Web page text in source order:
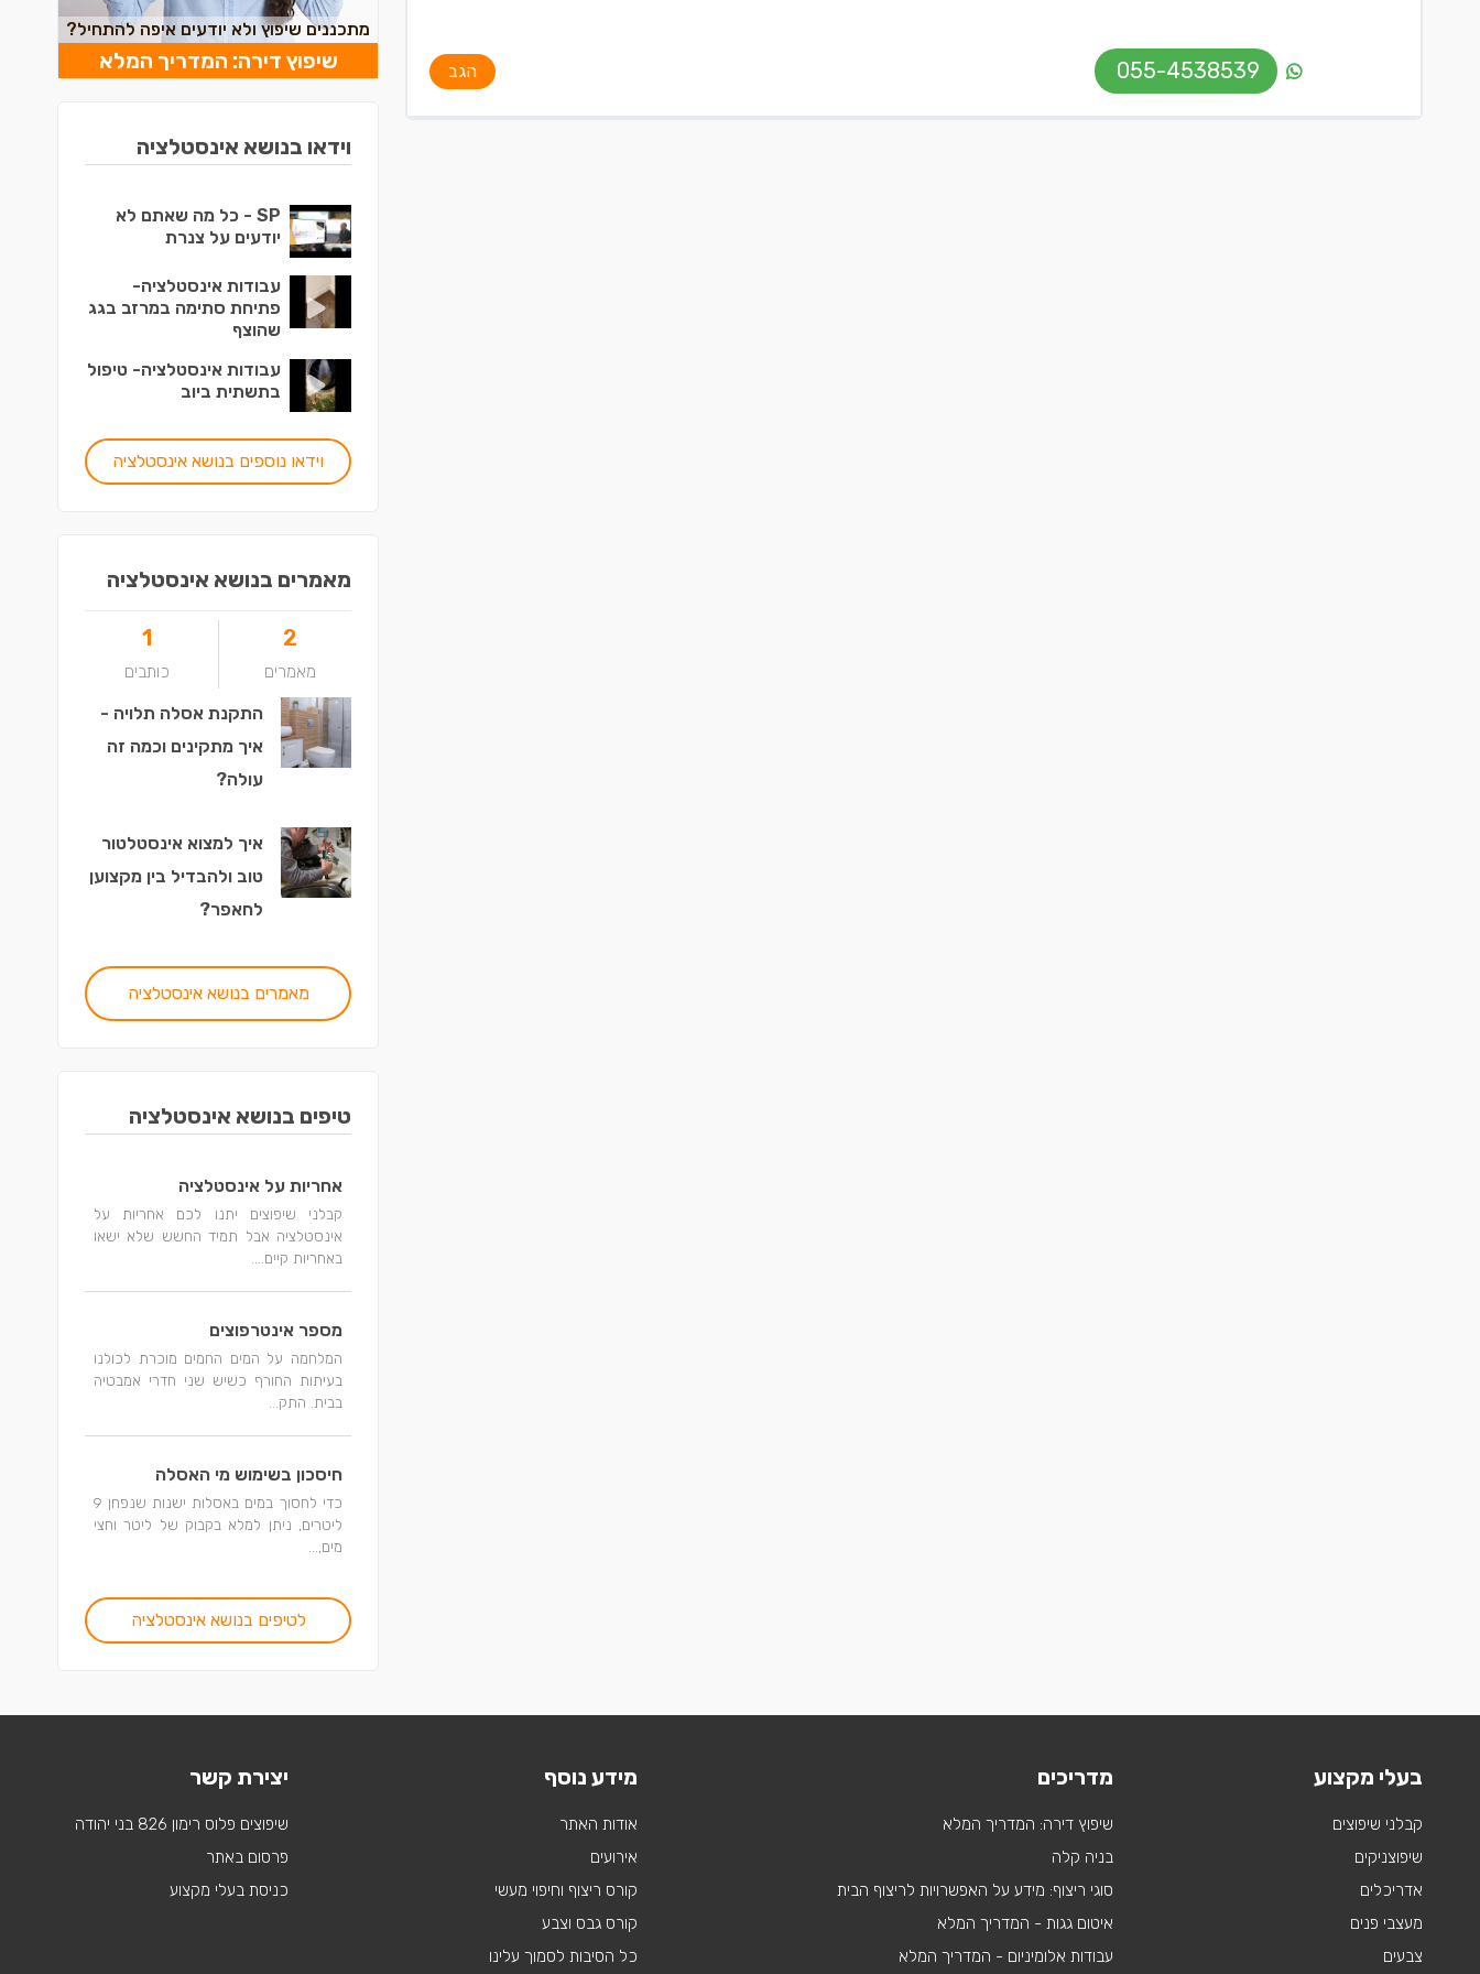
055-4538539 הגב
מתכננים שיפוץ ולא יודעים איפה להתחיל?
שיפוץ דירה: המדריך המלא
וידאו בנושא אינסטלציה
SP - כל מה שאתם לא
יודעים על צנרת
עבודות אינסטלציה-
פתיחת סתימה במרזב בגג
שהוצף
עבודות אינסטלציה- טיפול
בתשתית ביוב
וידאו נוספים בנושא אינסטלציה
מאמרים בנושא אינסטלציה
2
מאמרים
1
כותבים
התקנת אסלה תלויה -
איך מתקינים וכמה זה
עולה?
איך למצוא אינסטלטור
טוב ולהבדיל בין מקצוען
לחאפר?
מאמרים בנושא אינסטלציה
טיפים בנושא אינסטלציה
אחריות על אינסטלציה
קבלני שיפוצים יתנו לכם אחריות על
אינסטלציה אבל תמיד החשש שלא ישאו
באחריות קיים....
מספר אינטרפוצים
המלחמה על המים החמים מוכרת לכולנו
בעיתות החורף כשיש שני חדרי אמבטיה
בבית. התק...
חיסכון בשימוש מי האסלה
כדי לחסוך במים באסלות ישנות שנפחן 9
ליטרים, ניתן למלא בקבוק של ליטר וחצי
מים,...
לטיפים בנושא אינסטלציה
בעלי מקצוע
קבלני שיפוצים
שיפוצניקים
אדריכלים
מעצבי פנים
צבעים
מדריכים
שיפוץ דירה: המדריך המלא
בניה קלה
סוגי ריצוף: מידע על האפשרויות לריצוף הבית
איטום גגות - המדריך המלא
עבודות אלומיניום - המדריך המלא
מידע נוסף
אודות האתר
אירועים
קורס ריצוף וחיפוי מעשי
קורס גבס וצבע
כל הסיבות לסמוך עלינו
יצירת קשר
שיפוצים פלוס רימון 826 בני יהודה
פרסום באתר
כניסת בעלי מקצוע